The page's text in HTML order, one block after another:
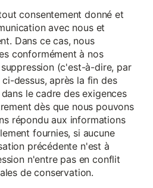
consentement donné et
avec nous et
Dans ce cas, nous
conformément à nos
(c'est-à-dire, par
dessus, après la fin des
le cadre des exigences
dès que nous pouvons
répondu aux informations
fournies, si aucune
précédente n'est à
n'entre pas en conflit
de conservation.